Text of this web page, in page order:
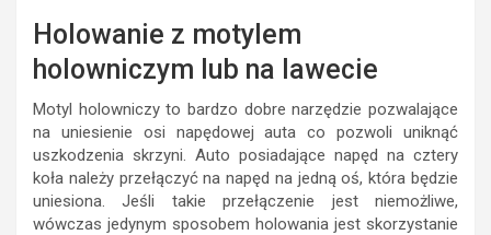
Holowanie z motylem
holowniczym lub na lawecie
Motyl holowniczy to bardzo dobre narzędzie pozwalające
na uniesienie osi napędowej auta co pozwoli uniknąć
uszkodzenia skrzyni. Auto posiadające napęd na cztery
koła należy przełączyć na napęd na jedną oś, która będzie
uniesiona. Jeśli takie przełączenie jest niemożliwe,
wówczas jedynym sposobem holowania jest skorzystanie